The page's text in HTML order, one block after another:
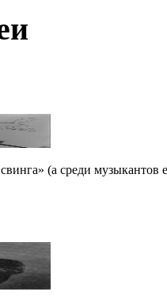
(а среди